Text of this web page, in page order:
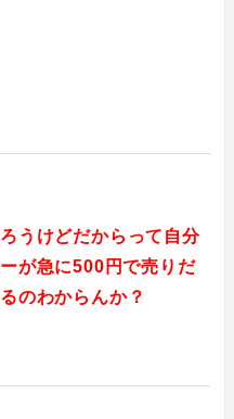
うけどだからって自分
が急に500円で売りだ
のわからんか？